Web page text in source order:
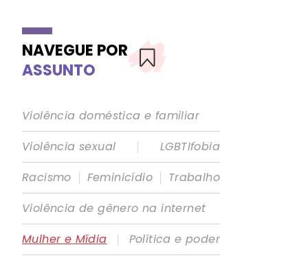
NAVEGUE POR
ASSUNTO
Violência doméstica e familiar
Violência sexual
|
LGBTIfobia
Racismo | Feminicídio | Trabalho
Violência de gênero na internet
Mulher e Mídia
|
Política e poder